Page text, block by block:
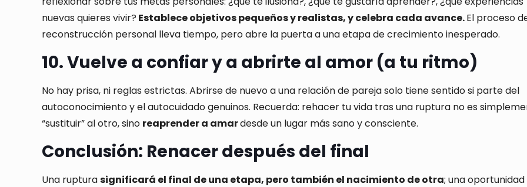
nuevas quieres vivir? Establece objetivos pequeños y realistas, y celebra cada avance.El proceso
reconstrucción personal lleva tiempo, pero abre la puerta a una etapa de crecimiento inesperado.
10. Vuelve a confiar y a abrirte al amor (a tu ritmo)
No hay prisa, ni reglas estrictas. Abrirse de nuevo a una relación de pareja solo tiene sentido si parte del
autoconocimiento y el autocuidado genuinos. Recuerda: rehacer tu vida tras una ruptura no es
“sustituir” al otro, sino reaprender a amardesde un lugar más sano y consciente.
Conclusión: Renacer después del final
Una rupturasignificará el final de una etapa, pero también el nacimiento de otra; una